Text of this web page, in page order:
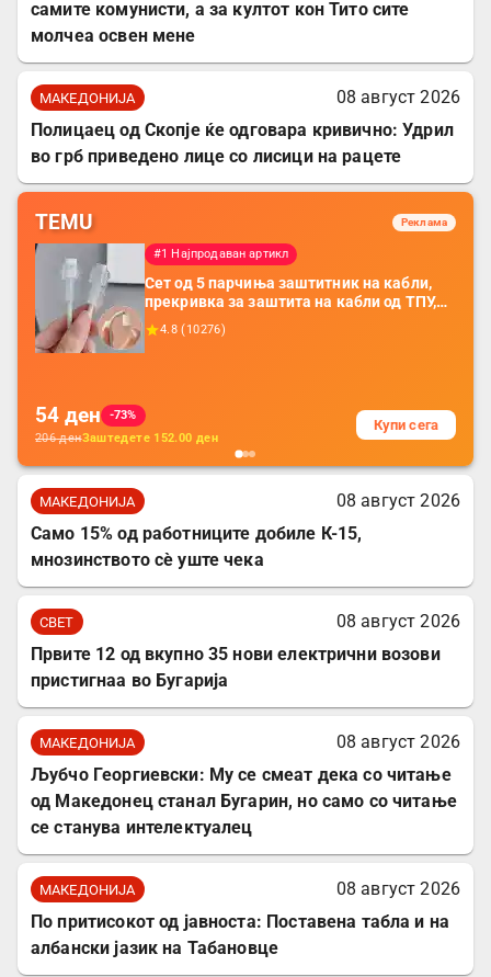
самите комунисти, а за култот кон Тито сите
молчеа освен мене
МАКЕДОНИЈА
08 август 2026
Полицаец од Скопје ќе одговара кривично: Удрил
во грб приведено лице со лисици на рацете
TEMU Реклама
#1 Најпродаван артикл
Сет од 5 парчиња заштитник на кабли,
прекривка за заштита на кабли од ТПУ,
додатоци за заштита на кабли, без
батерија, за мобилни телефони, комплет
4.8 ( 10276)
54 ден
-73%
206денЗаштедете 152.00 ден
Купи сега
МАКЕДОНИЈА
08 август 2026
Само 15% од работниците добиле К-15,
мнозинството сè уште чека
СВЕТ
08 август 2026
Првите 12 од вкупно 35 нови електрични возови
пристигнаа во Бугарија
МАКЕДОНИЈА
08 август 2026
Љубчо Георгиевски: Му се смеат дека со читање
од Македонец станал Бугарин, но само со читање
се станува интелектуалец
МАКЕДОНИЈА
08 август 2026
По притисокот од јавноста: Поставена табла и на
албански јазик на Табановце